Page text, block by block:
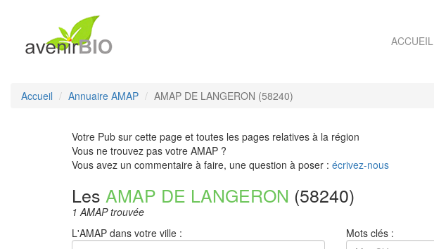
ACCUEIL
Accueil Annuaire AMAP AMAP DE LANGERON (58240)
Votre Pub sur cette page et toutes les pages relatives à la région
Vous ne trouvez pas votre AMAP ?
Vous avez un commentaire à faire, une question à poser : écrivez-nous
Les AMAP DE LANGERON (58240)
1 AMAP trouvée
L'AMAP dans votre ville :
Mots clés :